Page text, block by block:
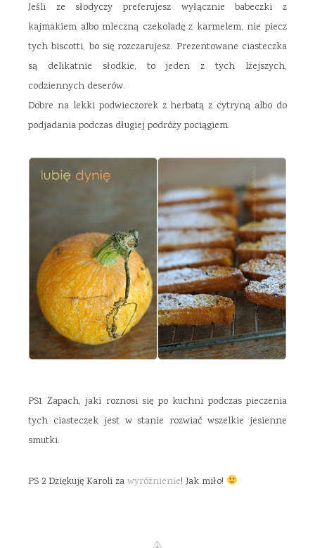
Jeśli ze słodyczy preferujesz wyłącznie babeczki z
kajmakiem albo mleczną czekoladę z karmelem, nie piecz
tych biscotti, bo się rozczarujesz. Prezentowane ciasteczka
są delikatnie słodkie, to jeden z tych lżejszych,
codziennych deserów.
Dobre na lekki podwieczorek z herbatą z cytryną albo do
podjadania podczas długiej podróży pociągiem.
PS1 Zapach, jaki roznosi się po kuchni podczas pieczenia
tych ciasteczek jest w stanie rozwiać wszelkie jesienne
smutki.
PS 2 Dziękuję Karoli za wyróżnienie! Jak miło!